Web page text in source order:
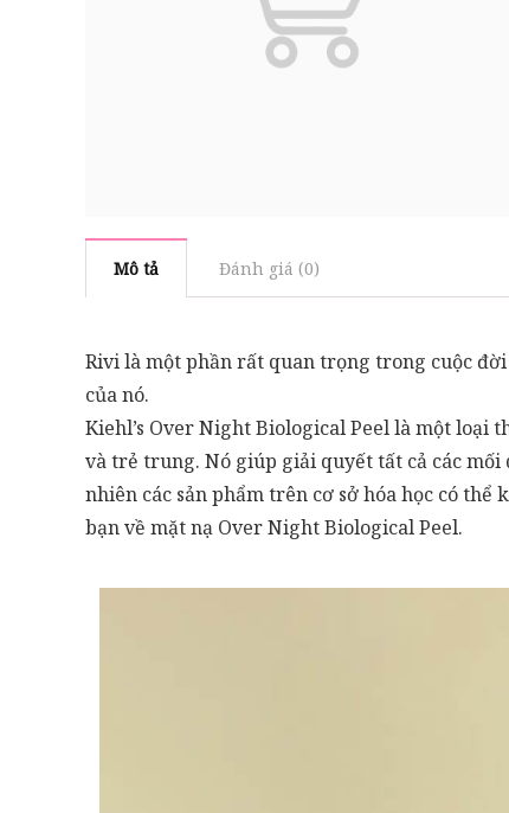
Mô tả Đánh giá (0)
Rivi là một phần rất quan trọng trong cuộc
của nó.
Kiehl’s Over Night Biological Peel là một loại
và trẻ trung. Nó giúp giải quyết tất cả các mối
nhiên các sản phẩm trên cơ sở hóa học có
bạn về mặt nạ Over Night Biological Peel.